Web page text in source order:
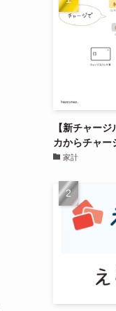
【新チャー
カからチャー
家計